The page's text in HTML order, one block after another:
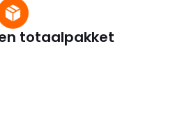
totaalpakket